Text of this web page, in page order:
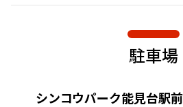
駐車場
シンコウパーク能見台駅